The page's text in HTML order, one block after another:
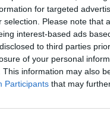
for targeted
selection. Please note that
interest-based ads
to third parties
of your personal
This information may also
Participants that may
fel anledning.
inlägget avGrowe för 1
iAllmänt
bromstryck efter
bromsok (Golf V
iChassi, bromsar,